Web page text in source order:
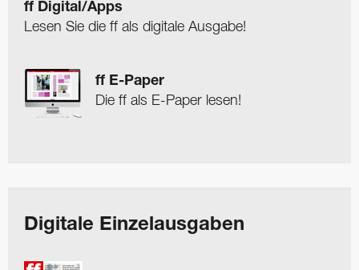
ff Digital/Apps
Lesen Sie die ff als digitale Ausgabe!
ff E-Paper
Die ff als E-Paper lesen!
Digitale Einzelausgaben